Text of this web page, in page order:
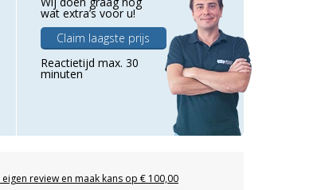
wat extra’s voor u!
Claim laagste prijs
Reactietijd max. 30
minuten
eigen review en maak kans op € 100,00